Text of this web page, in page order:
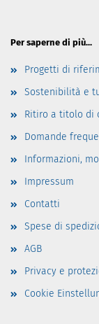
Per saperne di più...
Progetti di
Sostenibilità e
Ritiro a titolo di
Domande
Informazioni,
Impressum
Contatti
Spese di
AGB
Privacy e
Cookie